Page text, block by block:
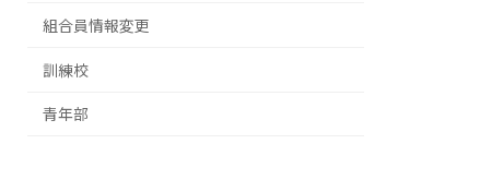
組合員情報変更
訓練校
青年部